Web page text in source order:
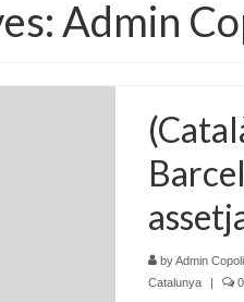
Admin
byAdmin
Catalunya
| 0